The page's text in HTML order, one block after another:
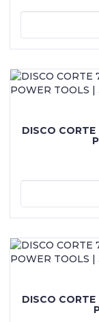
DISCO
DISCO